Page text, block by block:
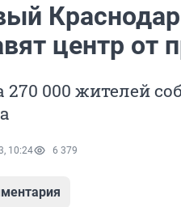
центр от
270 000 жителей
10:24 6 379